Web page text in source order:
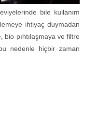
bile kullanım
ihtiyaç duymadan
pıhtılaşmaya ve filtre
nedenle hiçbir zaman